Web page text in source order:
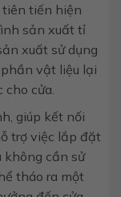
tiên tiến hiện
sản xuất tỉ
xuất sử dụng
vật liệu lại
cửa.
giúp kết nối
trợ việc lắp đặt
không cần sử
tháo ra một